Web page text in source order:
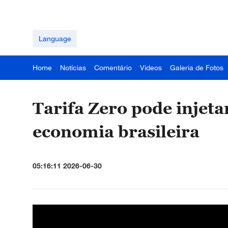
Language
Home Notícias Comentário Vídeos Galeria de Fotos
Tarifa Zero pode
economia brasileira
05:16:11 2026-06-30